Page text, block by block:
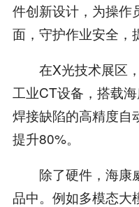
件创新设计，为操作
面，守护作业安全，
在X光技术展区，
工业CT设备，搭载
焊接缺陷的高精度自
提升80%。
除了硬件，海康
品中。例如多模态大